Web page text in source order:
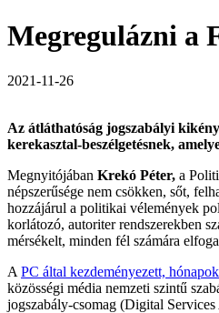
Megregulázni a
2021-11-26
Az átláthatóság jogszabályi
kerekasztal-beszélgetésnek,
Megnyitójában Krekó Péter, a
népszerűsége nem csökken, sőt,
hozzájárul a politikai vélemények
korlátozó, autoriter rendszerekben
mérsékelt, minden fél számára
A PC által kezdeményezett,
közösségi média nemzeti szintű
jogszabály-csomag (Digital